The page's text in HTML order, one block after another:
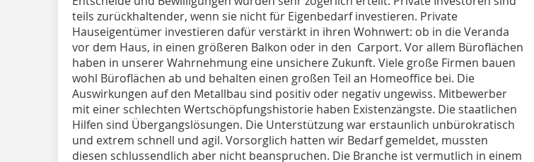
teils zurückhaltender, wenn sie nicht für Eigenbedarf investieren. Private
Hauseigentümer investieren dafür verstärkt in ihren Wohnwert: ob in die Veranda
vor dem Haus, in einen größeren Balkon oder in den Carport. Vor allem Büroflächen
haben in unserer Wahrnehmung eine unsichere Zukunft. Viele große Firmen bauen
wohl Büroflächen ab und behalten einen großen Teil an Homeoffice bei. Die
Auswirkungen auf den Metallbau sind positiv oder negativ ungewiss. Mitbewerber
mit einer schlechten Wertschöpfungshistorie haben Existenzängste. Die staatlichen
Hilfen sind Übergangslösungen. Die Unterstützung war erstaunlich unbürokratisch
und extrem schnell und agil. Vorsorglich hatten wir Bedarf gemeldet, mussten
diesen schlussendlich aber nicht beanspruchen. Die Branche ist vermutlich in einem